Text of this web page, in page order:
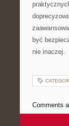
być
nie inaczej.
Comments